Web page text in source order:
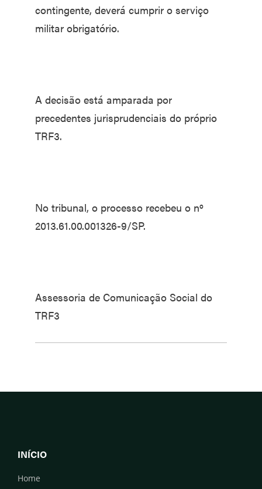
contingente, deverá cumprir o serviço
militar obrigatório.
A decisão está amparada por
precedentes jurisprudenciais do próprio
TRF3.
No tribunal, o processo recebeu o nº
2013.61.00.001326-9/SP.
Assessoria de Comunicação Social do
TRF3
INÍCIO
Home